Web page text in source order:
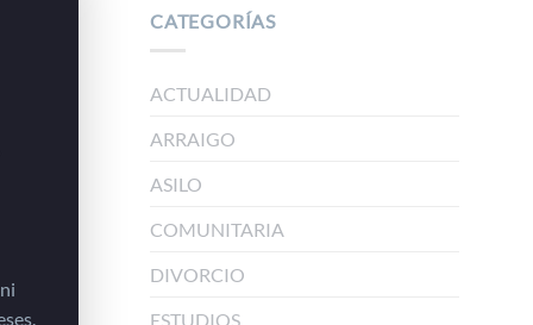
CATEGORÍAS
ACTUALIDAD
ARRAIGO
ASILO
COMUNITARIA
DIVORCIO
ESTUDIOS